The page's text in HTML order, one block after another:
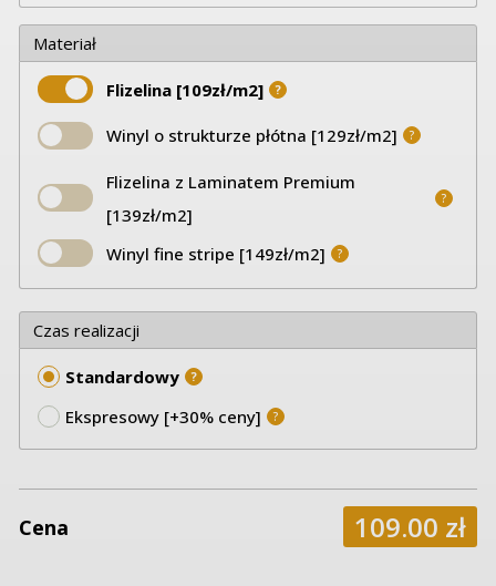
Materiał
Flizelina [109zł/m2] ?
Winyl o strukturze płótna [129zł/m2] ?
Flizelina z Laminatem Premium
[139zł/m2]
?
Winyl fine stripe [149zł/m2] ?
Czas realizacji
Standardowy ?
Ekspresowy [+30% ceny] ?
Cena 109.00 zł